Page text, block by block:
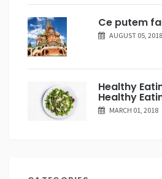
Ce putem
AUGUST 05, 2018
Healthy
Healthy
MARCH 01, 2018